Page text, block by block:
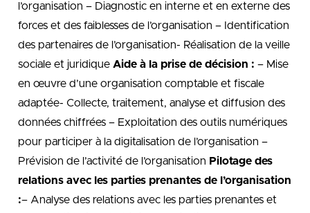
l’organisation – Diagnostic en interne et en externe des
forces et des faiblesses de l’organisation – Identification
des partenaires de l’organisation- Réalisation de la veille
sociale et juridique Aide à la prise de décision : – Mise
en œuvre d’une organisation comptable et fiscale
adaptée- Collecte, traitement, analyse et diffusion des
données chiffrées – Exploitation des outils numériques
pour participer à la digitalisation de l’organisation –
Prévision de l’activité de l’organisation Pilotage des
relations avec les parties prenantes de l’organisation
:– Analyse des relations avec les parties prenantes et